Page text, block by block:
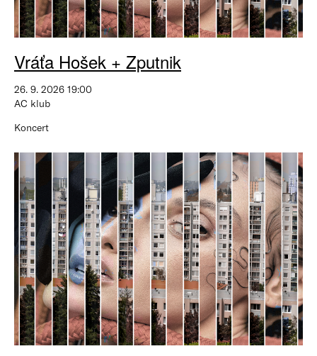
Vráťa Hošek + Zputnik
26. 9. 2026 19:00
AC klub
Koncert